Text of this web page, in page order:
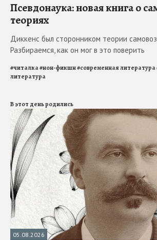
Псевдонаука: новая книга о
теориях
Диккенс был сторонником теории
Разбираемся, как он мог в это поверить
#читалка#нон-фикшн#современная литература
литература
В этот день родились
05.08.2026